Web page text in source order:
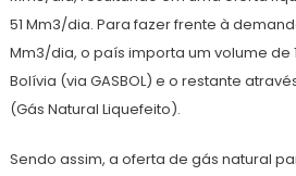
51 Mm3/dia. Para fazer frente à
Mm3/dia, o país importa um volume de
Bolívia (via GASBOL) e o restante
(Gás Natural Liquefeito).
Sendo assim, a oferta de gás natural